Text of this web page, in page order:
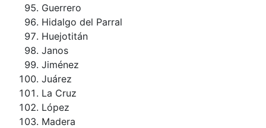
Guerrero
Hidalgo del Parral
Huejotitán
Janos
Jiménez
Juárez
La Cruz
López
Madera